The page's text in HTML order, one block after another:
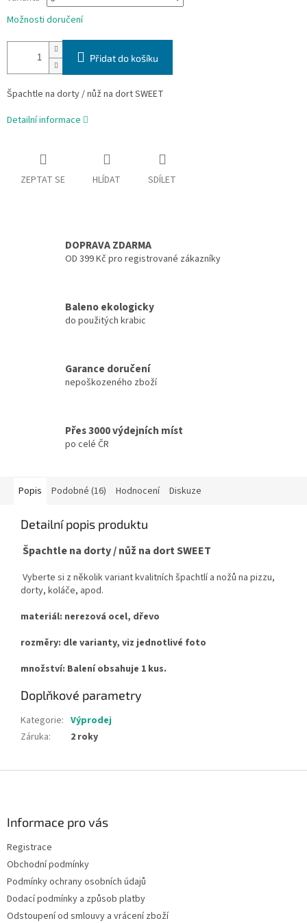
Možnosti doručení
Přidat do košíku
Špachtle na dorty / nůž na dort SWEET
Detailní informace
ZEPTAT SE HLÍDAT SDÍLET
DOPRAVA ZDARMA
OD 399 Kč pro registrované zákazníky
Baleno ekologicky
do použitých krabic
Garance doručení
nepoškozeného zboží
Přes 3000 výdejních míst
po celé ČR
Popis Podobné (16) Hodnocení Diskuze
Detailní popis produktu
Špachtle na dorty / nůž na dort SWEET
Vyberte si z několik variant kvalitních špachtlí a nožů na pizzu,
dorty, koláče, apod.
materiál: nerezová ocel, dřevo
rozměry: dle varianty, viz jednotlivé foto
množství: Balení obsahuje 1 kus.
Doplňkové parametry
Kategorie: Výprodej
Záruka: 2 roky
Informace pro vás
Registrace
Obchodní podmínky
Podmínky ochrany osobních údajů
Dodací podmínky a způsob platby
Odstoupení od smlouvy a vrácení zboží